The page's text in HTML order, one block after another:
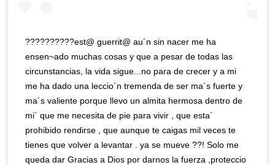
??????????est@ guerrit@ au´n sin nacer me ha
ensen~ado muchas cosas y que a pesar de todas las
circunstancias, la vida sigue...no para de crecer y a mi
me ha dado una leccio´n tremenda de ser ma´s fuerte y
ma´s valiente porque llevo un almita hermosa dentro de
mi´ que me necesita de pie para vivir , que esta´
prohibido rendirse , que aunque te caigas mil veces te
tienes que volver a levantar . ya se mueve ??! Solo me
queda dar Gracias a Dios por darnos la fuerza ,proteccio